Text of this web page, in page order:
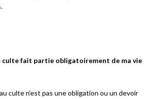
culte fait partie obligatoirement de ma vie
culte n’est pas une obligation ou un devoir